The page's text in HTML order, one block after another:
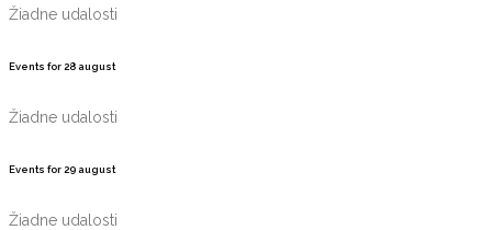
Žiadne udalosti
Events for 28 august
Žiadne udalosti
Events for 29 august
Žiadne udalosti